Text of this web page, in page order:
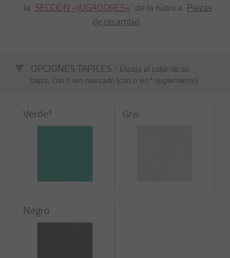
la SECCIÓN «JUGADORES» de la rúbrica Piezas
de recambio
OPCIONES TAPICES - Escoja el color de su
tapiz, con o sin marcado (con o sin* suplemento)
Verde* Gris
Negro